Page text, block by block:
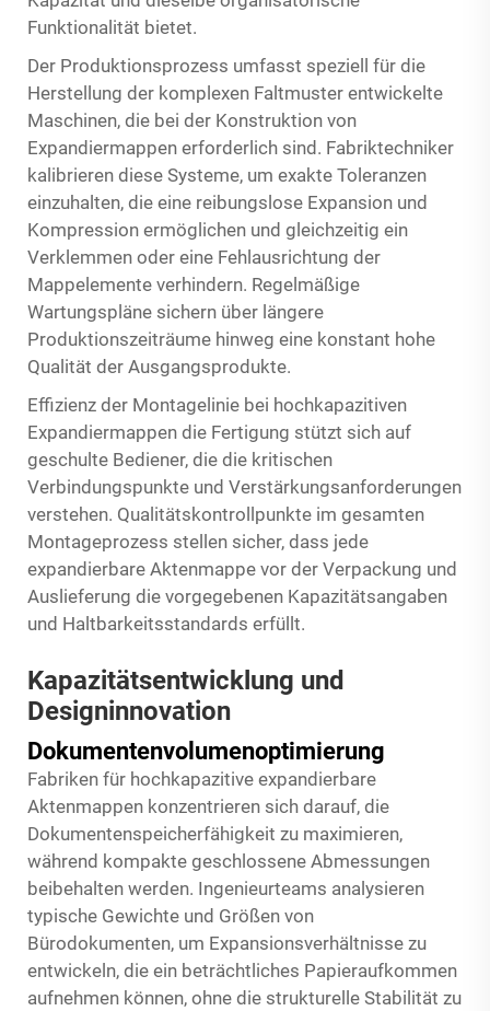
Funktionalität bietet.
Der Produktionsprozess umfasst speziell für die
Herstellung der komplexen Faltmuster entwickelte
Maschinen, die bei der Konstruktion von
Expandiermappen erforderlich sind. Fabriktechniker
kalibrieren diese Systeme, um exakte Toleranzen
einzuhalten, die eine reibungslose Expansion und
Kompression ermöglichen und gleichzeitig ein
Verklemmen oder eine Fehlausrichtung der
Mappelemente verhindern. Regelmäßige
Wartungspläne sichern über längere
Produktionszeiträume hinweg eine konstant hohe
Qualität der Ausgangsprodukte.
Effizienz der Montagelinie bei hochkapazitiven
Expandiermappen die Fertigung stützt sich auf
geschulte Bediener, die die kritischen
Verbindungspunkte und Verstärkungsanforderungen
verstehen. Qualitätskontrollpunkte im gesamten
Montageprozess stellen sicher, dass jede
expandierbare Aktenmappe vor der Verpackung und
Auslieferung die vorgegebenen Kapazitätsangaben
und Haltbarkeitsstandards erfüllt.
Kapazitätsentwicklung und
Designinnovation
Dokumentenvolumenoptimierung
Fabriken für hochkapazitive expandierbare
Aktenmappen konzentrieren sich darauf, die
Dokumentenspeicherfähigkeit zu maximieren,
während kompakte geschlossene Abmessungen
beibehalten werden. Ingenieurteams analysieren
typische Gewichte und Größen von
Bürodokumenten, um Expansionsverhältnisse zu
entwickeln, die ein beträchtliches Papieraufkommen
aufnehmen können, ohne die strukturelle Stabilität zu